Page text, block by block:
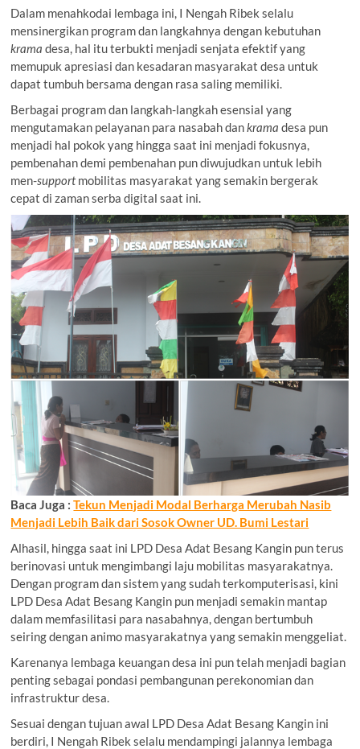
Dalam menahkodai lembaga ini, I Nengah Ribek selalu
mensinergikan program dan langkahnya dengan kebutuhan
krama desa, hal itu terbukti menjadi senjata efektif yang
memupuk apresiasi dan kesadaran masyarakat desa untuk
dapat tumbuh bersama dengan rasa saling memiliki.
Berbagai program dan langkah-langkah esensial yang
mengutamakan pelayanan para nasabah dankrama desa pun
menjadi hal pokok yang hingga saat ini menjadi fokusnya,
pembenahan demi pembenahan pun diwujudkan untuk lebih
men-supportmobilitas masyarakat yang semakin bergerak
cepat di zaman serba digital saat ini.
Baca Juga :Tekun Menjadi Modal Berharga Merubah Nasib
Menjadi Lebih Baik dari Sosok Owner UD. Bumi Lestari
Alhasil, hingga saat ini LPD Desa Adat Besang Kangin pun terus
berinovasi untuk mengimbangi laju mobilitas masyarakatnya.
Dengan program dan sistem yang sudah terkomputerisasi, kini
LPD Desa Adat Besang Kangin pun menjadi semakin mantap
dalam memfasilitasi para nasabahnya, dengan bertumbuh
seiring dengan animo masyarakatnya yang semakin menggeliat.
Karenanya lembaga keuangan desa ini pun telah menjadi bagian
penting sebagai pondasi pembangunan perekonomian dan
infrastruktur desa.
Sesuai dengan tujuan awal LPD Desa Adat Besang Kangin ini
berdiri, I Nengah Ribek selalu mendampingi jalannya lembaga